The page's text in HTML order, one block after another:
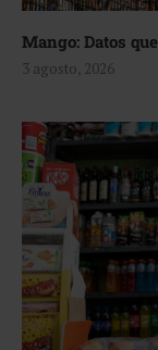
Mango: Datos
3 agosto, 2026